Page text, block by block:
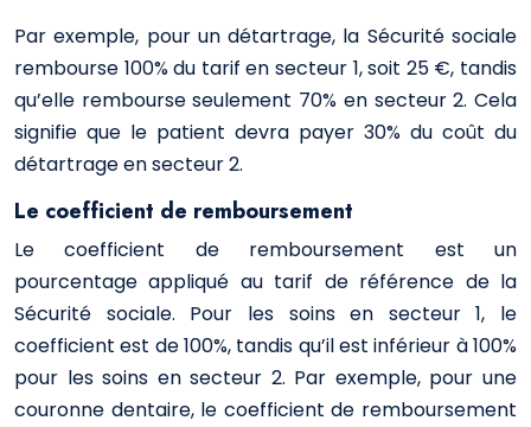
Par exemple, pour un détartrage, la Sécurité sociale
rembourse 100% du tarif en secteur 1, soit 25 €, tandis
qu’elle rembourse seulement 70% en secteur 2. Cela
signifie que le patient devra payer 30% du coût du
détartrage en secteur 2.
Le coefficient de remboursement
Le coefficient de remboursement est un
pourcentage appliqué au tarif de référence de la
Sécurité sociale. Pour les soins en secteur 1, le
coefficient est de 100%, tandis qu’il est inférieur à 100%
pour les soins en secteur 2. Par exemple, pour une
couronne dentaire, le coefficient de remboursement